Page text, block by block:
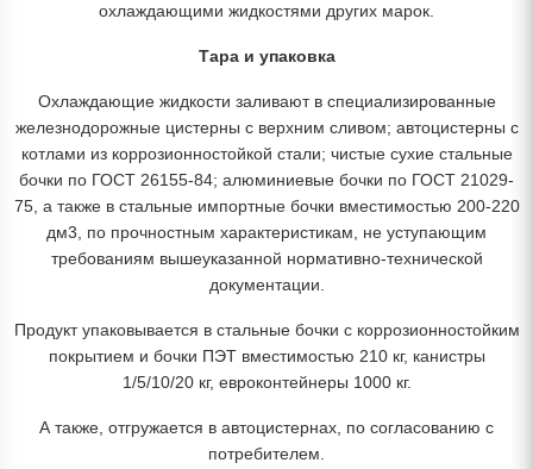
охлаждающими жидкостями других марок.
Тара и упаковка
Охлаждающие жидкости заливают в специализированные
железнодорожные цистерны с верхним сливом; автоцистерны с
котлами из коррозионностойкой стали; чистые сухие стальные
бочки по ГОСТ 26155-84; алюминиевые бочки по ГОСТ 21029-
75, а также в стальные импортные бочки вместимостью 200-220
дм3, по прочностным характеристикам, не уступающим
требованиям вышеуказанной нормативно-технической
документации.
Продукт упаковывается в стальные бочки с коррозионностойким
покрытием и бочки ПЭТ вместимостью 210 кг, канистры
1/5/10/20 кг, евроконтейнеры 1000 кг.
А также, отгружается в автоцистернах, по согласованию с
потребителем.